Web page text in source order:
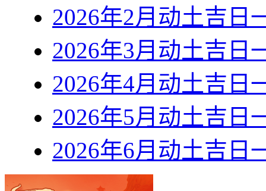
2026年2月动土吉日
2026年3月动土吉日
2026年4月动土吉日
2026年5月动土吉日
2026年6月动土吉日